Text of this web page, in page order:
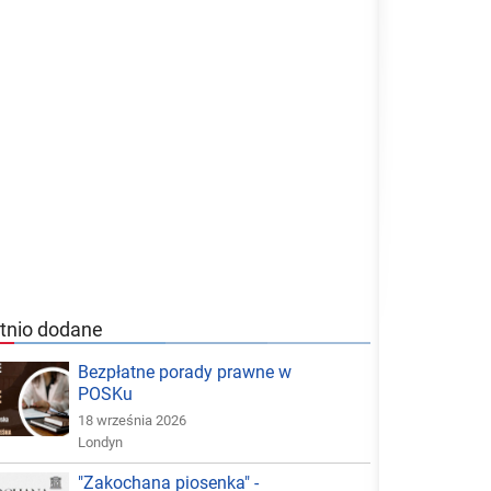
dodane
Bezpłatne porady prawne w
POSKu
18 września 2026
Londyn
"Zakochana piosenka" -